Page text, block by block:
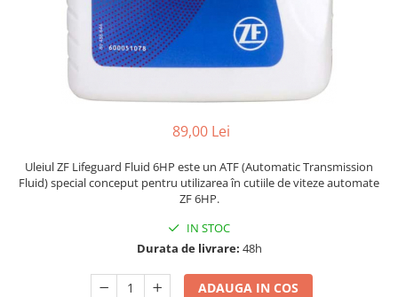
89,00 Lei
Uleiul ZF Lifeguard Fluid 6HP este un ATF (Automatic Transmission
Fluid) special conceput pentru utilizarea în cutiile de viteze automate
ZF 6HP.
IN STOC
Durata de livrare: 48h
ADAUGA IN COS